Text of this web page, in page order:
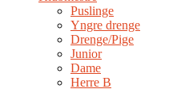
Puslinge
Yngre drenge
Drenge/Pige
Junior
Dame
Herre B